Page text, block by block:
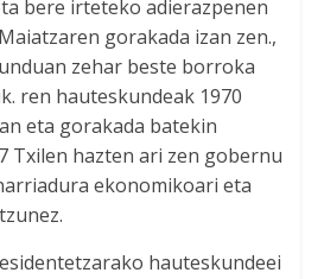
bere irteteko adierazpenen
gorakada izan zen.,
zehar beste borroka
ren hauteskundeak 1970
eta gorakada batekin
Txilen hazten ari zen gobernu
ekonomikoari eta
hauteskundeei